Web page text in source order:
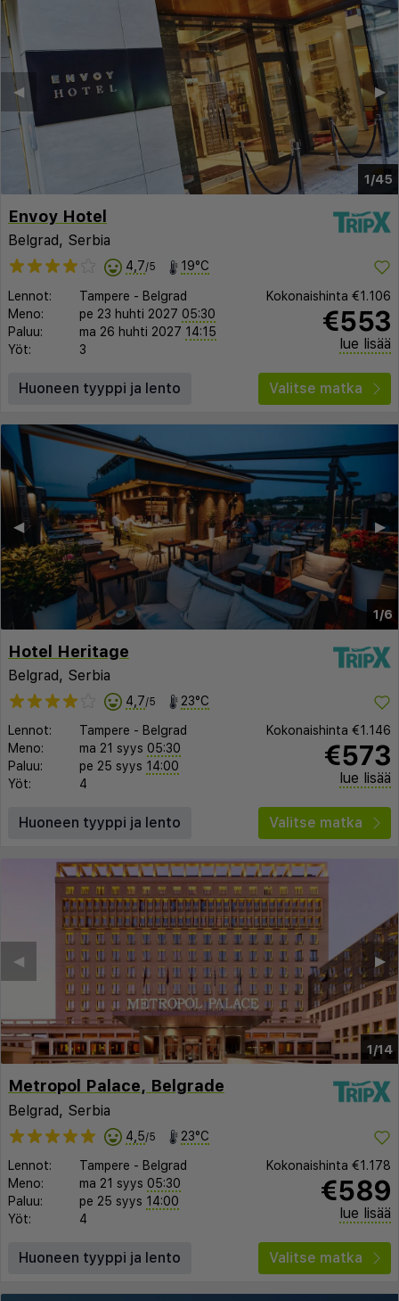
1/45
▶︎
◀︎
Envoy Hotel
Belgrad, Serbia
4,7/5 19°C
Lennot: Tampere - Belgrad
Meno:
pe 23 huhti 2027 05:30
Paluu:
ma 26 huhti 2027 14:15
Yöt:
3
Kokonaishinta €1.106
€553
lue lisää
Huoneen tyyppi ja lento Valitse matka
1/6
▶︎
◀︎
Hotel Heritage
Belgrad, Serbia
4,7/5 23°C
Lennot: Tampere - Belgrad
Meno:
ma 21 syys 05:30
Paluu:
pe 25 syys 14:00
Yöt:
4
Kokonaishinta €1.146
€573
lue lisää
Huoneen tyyppi ja lento Valitse matka
1/14
▶︎
◀︎
Metropol Palace, Belgrade
Belgrad, Serbia
4,5/5 23°C
Lennot: Tampere - Belgrad
Meno:
ma 21 syys 05:30
Paluu:
pe 25 syys 14:00
Yöt:
4
Kokonaishinta €1.178
€589
lue lisää
Huoneen tyyppi ja lento Valitse matka